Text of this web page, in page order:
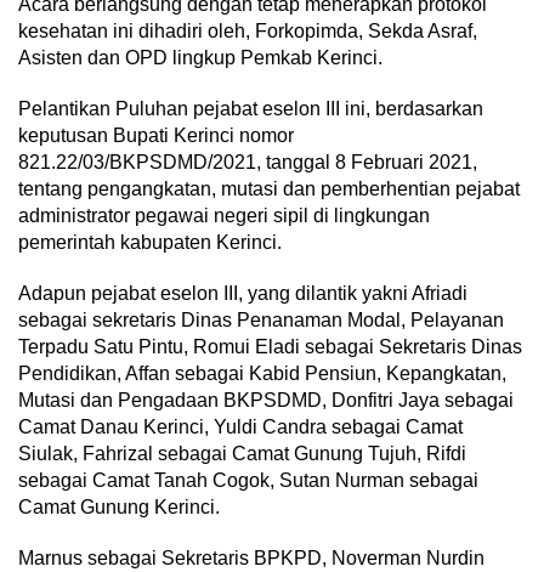
kesehatan ini dihadiri oleh, Forkopimda, Sekda Asraf,
Asisten dan OPD lingkup Pemkab Kerinci.
Pelantikan Puluhan pejabat eselon III ini, berdasarkan
keputusan Bupati Kerinci nomor
821.22/03/BKPSDMD/2021, tanggal 8 Februari 2021,
tentang pengangkatan, mutasi dan pemberhentian pejabat
administrator pegawai negeri sipil di lingkungan
pemerintah kabupaten Kerinci.
Adapun pejabat eselon III, yang dilantik yakni Afriadi
sebagai sekretaris Dinas Penanaman Modal, Pelayanan
Terpadu Satu Pintu, Romui Eladi sebagai Sekretaris Dinas
Pendidikan, Affan sebagai Kabid Pensiun, Kepangkatan,
Mutasi dan Pengadaan BKPSDMD, Donfitri Jaya sebagai
Camat Danau Kerinci, Yuldi Candra sebagai Camat
Siulak, Fahrizal sebagai Camat Gunung Tujuh, Rifdi
sebagai Camat Tanah Cogok, Sutan Nurman sebagai
Camat Gunung Kerinci.
Marnus sebagai Sekretaris BPKPD, Noverman Nurdin